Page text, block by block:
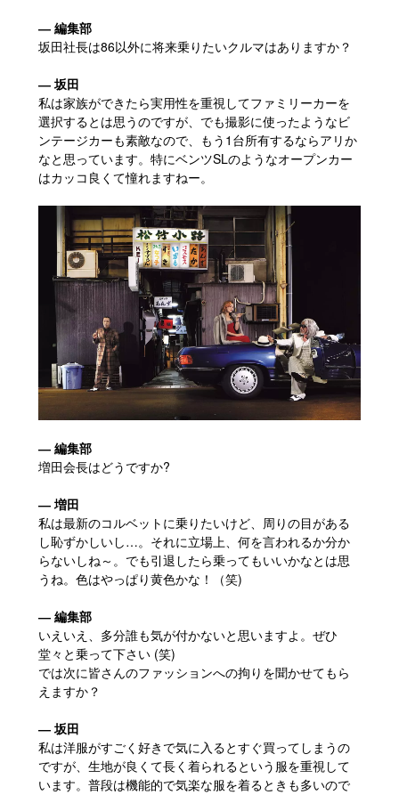
― 編集部
坂田社長は86以外に将来乗りたいクルマはありますか？
― 坂田
私は家族ができたら実用性を重視してファミリーカーを
選択するとは思うのですが、でも撮影に使ったようなビ
ンテージカーも素敵なので、もう1台所有するならアリか
なと思っています。特にベンツSLのようなオープンカー
はカッコ良くて憧れますねー。
― 編集部
増田会長はどうですか?
― 増田
私は最新のコルベットに乗りたいけど、周りの目がある
し恥ずかしいし…。それに立場上、何を言われるか分か
らないしね～。でも引退したら乗ってもいいかなとは思
うね。色はやっぱり黄色かな！（笑)
― 編集部
いえいえ、多分誰も気が付かないと思いますよ。ぜひ
堂々と乗って下さい (笑)
では次に皆さんのファッションへの拘りを聞かせてもら
えますか？
― 坂田
私は洋服がすごく好きで気に入るとすぐ買ってしまうの
ですが、生地が良くて長く着られるという服を重視して
います。普段は機能的で気楽な服を着るときも多いので